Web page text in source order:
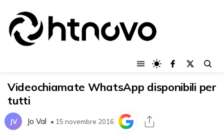
Videochiamate WhatsApp disponibili per
tutti
JV Jo Val • 15 novembre 2016